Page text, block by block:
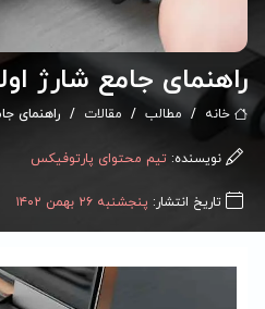
راهنمای جامع شارژ
خانه مطالب مقالات راهنمای
نویسنده: تیم محتوای پارتوفیکس
تاریخ انتشار: پنجشنبه ۲۶ بهمن ۱۴۰۲